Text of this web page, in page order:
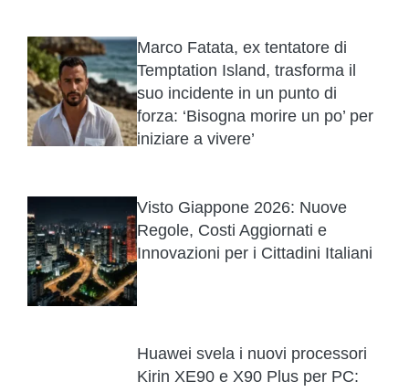
Marco Fatata, ex tentatore di
Temptation Island, trasforma il
suo incidente in un punto di
forza: ‘Bisogna morire un po’ per
iniziare a vivere’
Visto Giappone 2026: Nuove
Regole, Costi Aggiornati e
Innovazioni per i Cittadini Italiani
Huawei svela i nuovi processori
Kirin XE90 e X90 Plus per PC: